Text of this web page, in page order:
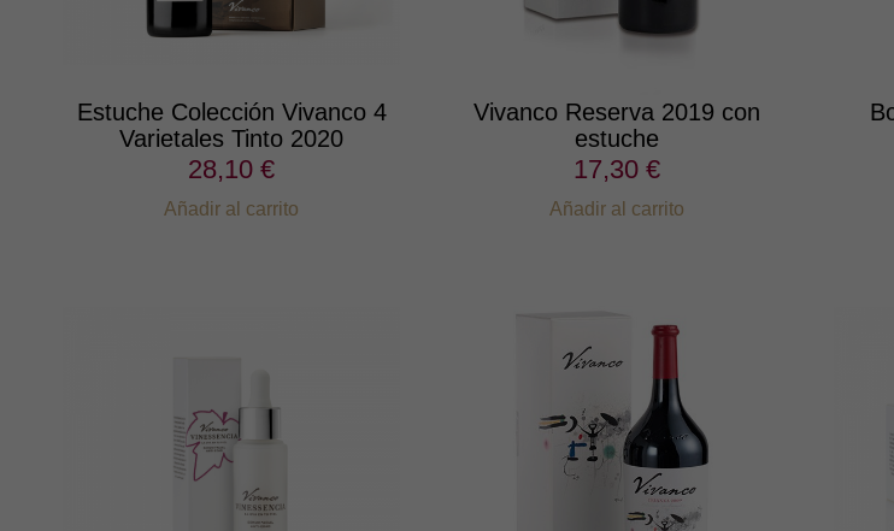
Estuche Colección Vivanco 4
Varietales Tinto 2020
28,10 €
Añadir al carrito
Vivanco Reserva 2019 con
estuche
17,30 €
Añadir al carrito